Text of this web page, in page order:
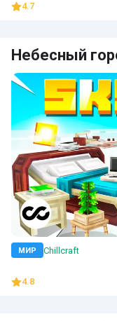
4.7
Небесный
МИР Chillcraft
4.8